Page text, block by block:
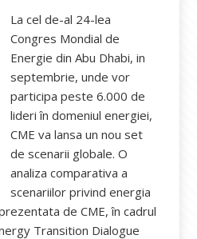
La cel de-al 24-lea
Congres Mondial de
Energie din Abu Dhabi, in
septembrie, unde vor
participa peste 6.000 de
lideri în domeniul energiei,
CME va lansa un nou set
de scenarii globale. O
analiza comparativa a
scenariilor privind energia
de CME, în cadrul
Transition Dialogue